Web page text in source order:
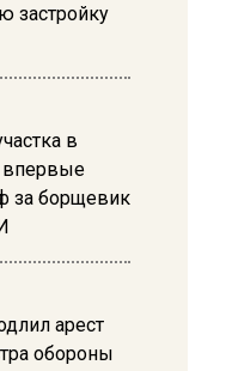
застройку
в
за борщевик
арест
обороны